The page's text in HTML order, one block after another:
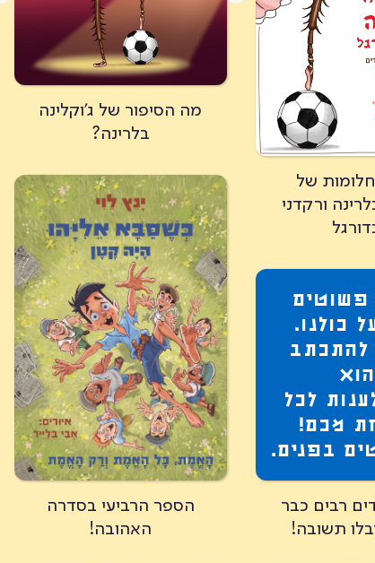
של
ורקדני
מה הסיפור של ג'וקלינה
בלרינה?
הספר הרביעי בסדרה
האהובה!
פשוטים
כולנו.
להתכתב
לכל
מכם!
בפנים.
רבים כבר
תשובה!